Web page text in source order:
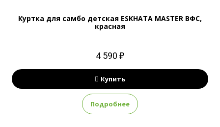
Куртка для самбо детская ESKHATA MASTER ВФС,
красная
4 590 ₽
Купить
Подробнее